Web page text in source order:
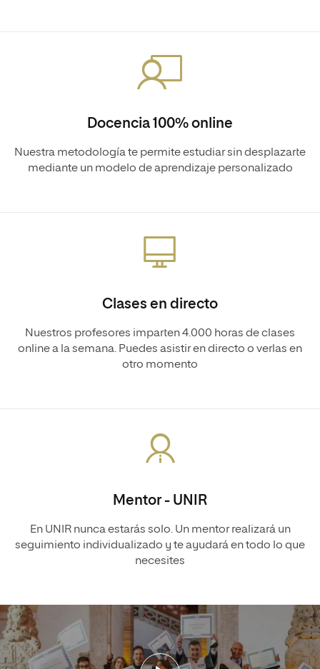
Docencia 100% online
Nuestra metodología te permite estudiar sin desplazarte
mediante un modelo de aprendizaje personalizado
Clases en directo
Nuestros profesores imparten 4.000 horas de clases
online a la semana. Puedes asistir en directo o verlas en
otro momento
Mentor - UNIR
En UNIR nunca estarás solo. Un mentor realizará un
seguimiento individualizado y te ayudará en todo lo que
necesites